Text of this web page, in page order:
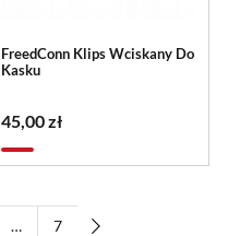
FreedConn Klips Wciskany Do
Kasku
45,00 zł
… 7